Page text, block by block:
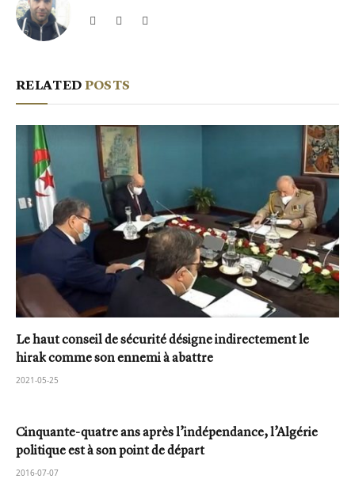
WebsiteFacebook
RELATEDPOSTS
Le haut conseil de sécurité désigne indirectement le
hirak comme son ennemi à abattre
2021-05-25
Cinquante-quatre ans après l’indépendance, l’Algérie
politique est à son point de départ
2016-07-07